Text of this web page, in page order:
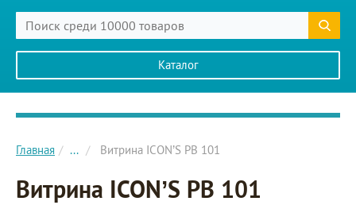
Каталог
Главное меню сайта
Главная ... Витрина ICON’S РВ 101
Витрина ICON’S РВ 101